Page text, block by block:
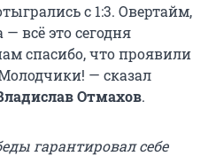
с 1:3. Овертайм,
всё это сегодня
спасибо, что проявили
— сказал
Отмахов.
гарантировал себе